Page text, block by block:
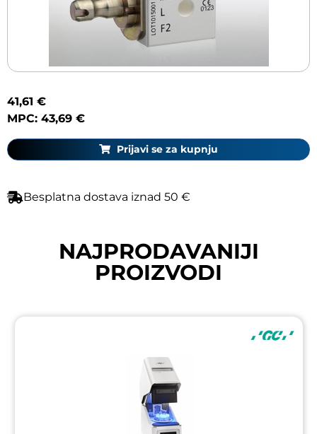
41,61 €
MPC: 43,69 €
Prijavi se za kupnju
Besplatna dostava iznad 50 €
NAJPRODAVANIJI
PROIZVODI